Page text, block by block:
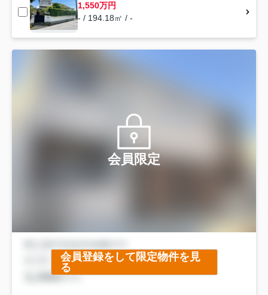
1,550万円
- / 194.18㎡ / -
会員限定
会員登録をして限定物件を見
る